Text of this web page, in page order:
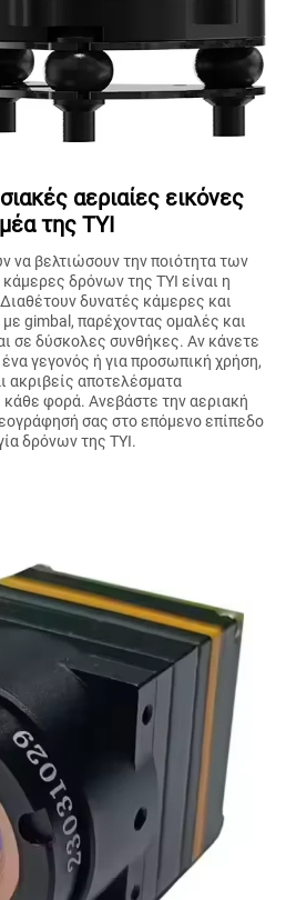
αεριαίες εικόνες
της TYI
να βελτιώσουν την ποιότητα των
δρόνων της TYI είναι η
δυνατές κάμερες και
gimbal, παρέχοντας ομαλές και
σε δύσκολες συνθήκες. Αν κάνετε
γεγονός ή για προσωπική χρήση,
ακριβείς αποτελέσματα
κάθε φορά. Ανεβάστε την αεριακή
σας στο επόμενο επίπεδο
δρόνων της TYI.